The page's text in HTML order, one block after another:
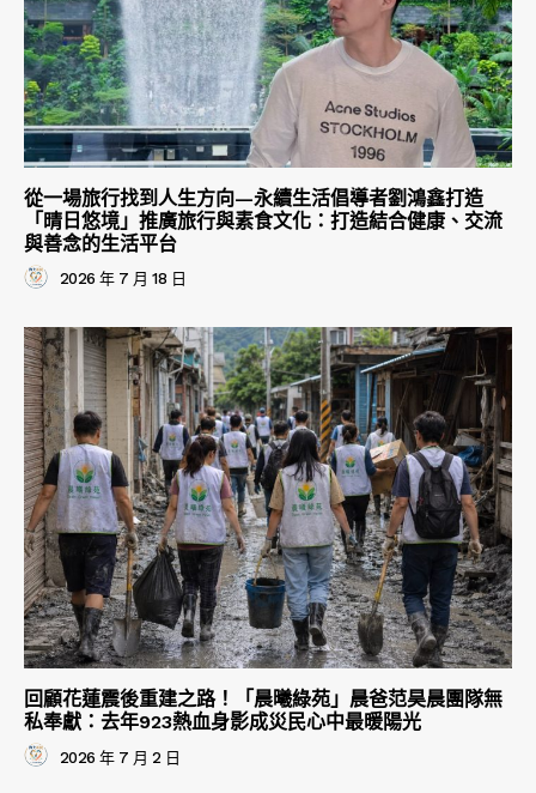
從一場旅行找到人生方向—永續生活倡導者劉鴻鑫打造
「晴日悠境」推廣旅行與素食文化：打造結合健康、交流
與善念的生活平台
2026 年 7 月 18 日
回顧花蓮震後重建之路！「晨曦綠苑」晨爸范昊晨團隊無
私奉獻：去年923熱血身影成災民心中最暖陽光
2026 年 7 月 2 日